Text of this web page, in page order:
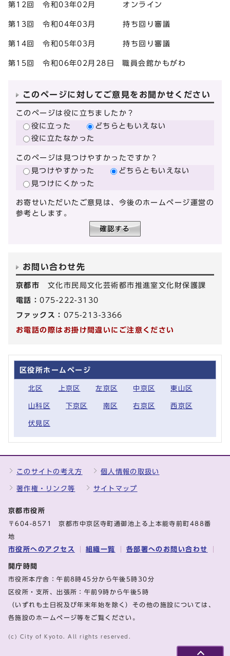
第12回 令和03年02月 オンライン
第13回 令和04年03月 持ち回り審議
第14回 令和05年03月 持ち回り審議
第15回 令和06年02月28日 職員会館かもがわ
このページに対してご意見をお聞かせください
このページは役に立ちましたか？
役に立った
どちらともいえない
役に立たなかった
このページは見つけやすかったですか？
見つけやすかった
どちらともいえない
見つけにくかった
お寄せいただいたご意見は、今後のホームページ運営の
参考とします。
お問い合わせ先
京都市 文化市民局文化芸術都市推進室文化財保護課
電話：075-222-3130
ファックス： 075-213-3366
お電話の際はお掛け間違いにご注意ください
区役所ホームページ
北区 上京区 左京区 中京区 東山区
山科区 下京区 南区 右京区 西京区
伏見区
このサイトの考え方 個人情報の取扱い
著作権・リンク等 サイトマップ
京都市役所
〒604-8571 京都市中京区寺町通御池上る上本能寺前町488番
地
市役所へのアクセス 組織一覧 各部署へのお問い合わせ
開庁時間
市役所本庁舎：午前8時45分から午後5時30分
区役所・支所、出張所：午前9時から午後5時
（いずれも土日祝及び年末年始を除く）その他の施設については、
各施設のホームページ等をご覧ください。
(c) City of Kyoto. All rights reserved.